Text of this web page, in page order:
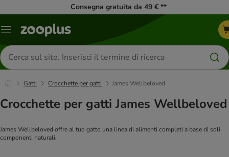
Consegna gratuita da 49 € **
Overview
Cerca
prodotti
Gatti Crocchette per gatti James Wellbeloved
Crocchette per gatti James Wellbeloved
James Wellbeloved offre al tuo gatto una linea di alimenti completi a base di soli
componenti naturali.